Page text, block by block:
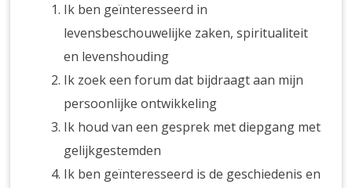
Ik ben geïnteresseerd in
levensbeschouwelijke zaken, spiritualiteit
en levenshouding
Ik zoek een forum dat bijdraagt aan mijn
persoonlijke ontwikkeling
Ik houd van een gesprek met diepgang met
gelijkgestemden
Ik ben geïnteresseerd is de geschiedenis en